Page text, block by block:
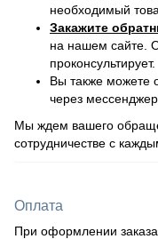
необходимый
Закажите
на нашем сайте.
проконсультирует.
Вы также можете
через
Мы ждем вашего
сотрудничестве с
Оплата
При оформлении